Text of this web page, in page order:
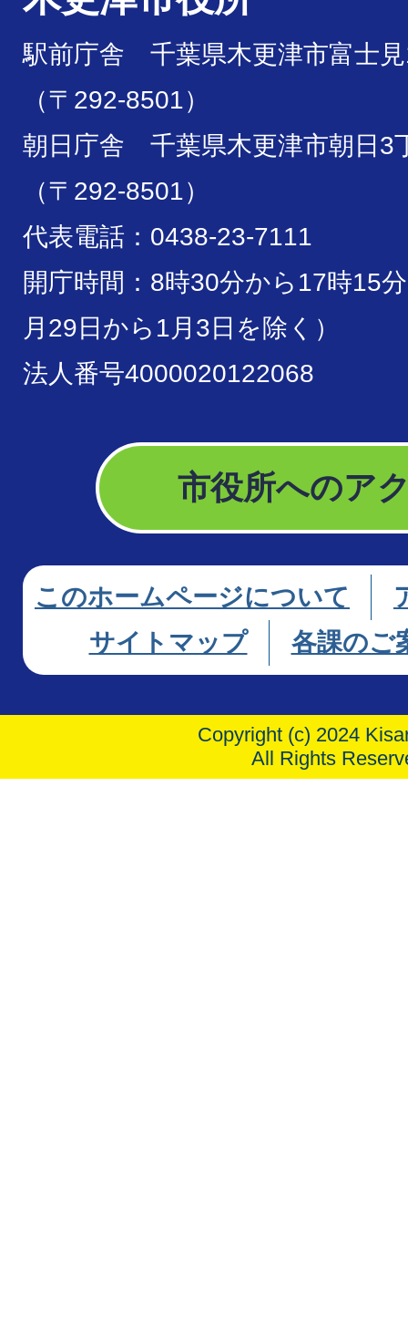
駅前庁舎 千葉県木更津市富士
（〒292-8501）
朝日庁舎 千葉県木更津市朝日3
（〒292-8501）
代表電話：0438-23-7111
開庁時間：8時30分から17時15
月29日から1月3日を除く）
法人番号4000020122068
市役所へのア
このホームページについて
サイトマップ
各課のご
Copyright (c) 2024
All Rights